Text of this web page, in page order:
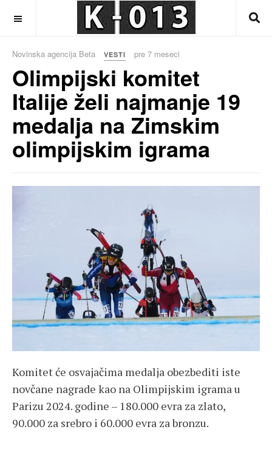
Novinska agencija Beta VESTI pre 7 meseci
Olimpijski komitet
Italije želi najmanje 19
medalja na Zimskim
olimpijskim igrama
Komitet će osvajačima medalja obezbediti iste
novčane nagrade kao na Olimpijskim igrama u
Parizu 2024. godine – 180.000 evra za zlato,
90.000 za srebro i 60.000 evra za bronzu.